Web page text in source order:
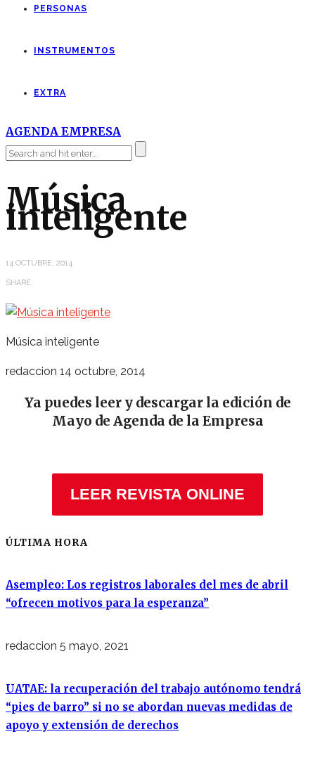
PERSONAS
INSTRUMENTOS
EXTRA
AGENDA EMPRESA
Música
inteligente
14 OCTUBRE, 2014
SHARE
Música inteligente
redaccion 14 octubre, 2014
Ya puedes leer y descargar la edición de
Mayo de Agenda de la Empresa
LEER REVISTA ONLINE
ÚLTIMA HORA
Asempleo: Los registros laborales del mes de abril
“ofrecen motivos para la esperanza”
redaccion 5 mayo, 2021
UATAE: la recuperación del trabajo autónomo tendrá
“pies de barro” si no se abordan nuevas medidas de
apoyo y extensión de derechos